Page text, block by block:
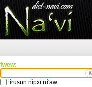
fwew:
ä
tìrusun nìpxi nì'aw